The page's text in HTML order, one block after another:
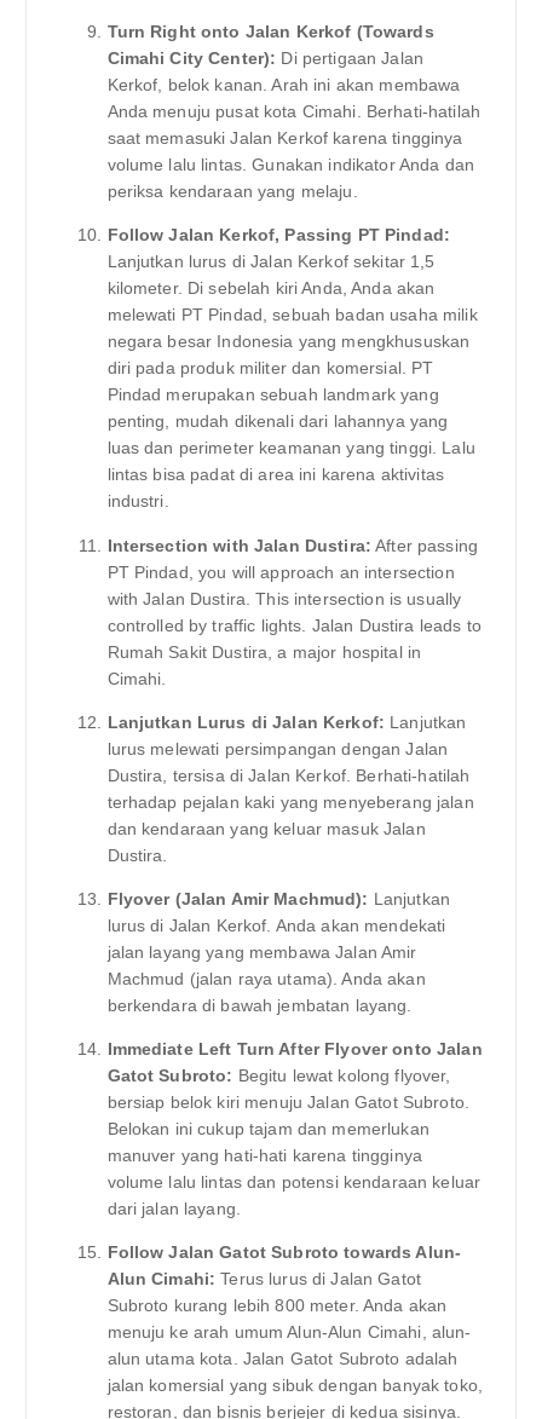
Turn Right onto Jalan Kerkof (Towards
Cimahi City Center): Di pertigaan Jalan
Kerkof, belok kanan. Arah ini akan membawa
Anda menuju pusat kota Cimahi. Berhati-hatilah
saat memasuki Jalan Kerkof karena tingginya
volume lalu lintas. Gunakan indikator Anda dan
periksa kendaraan yang melaju.
Follow Jalan Kerkof, Passing PT Pindad:
Lanjutkan lurus di Jalan Kerkof sekitar 1,5
kilometer. Di sebelah kiri Anda, Anda akan
melewati PT Pindad, sebuah badan usaha milik
negara besar Indonesia yang mengkhususkan
diri pada produk militer dan komersial. PT
Pindad merupakan sebuah landmark yang
penting, mudah dikenali dari lahannya yang
luas dan perimeter keamanan yang tinggi. Lalu
lintas bisa padat di area ini karena aktivitas
industri.
Intersection with Jalan Dustira: After passing
PT Pindad, you will approach an intersection
with Jalan Dustira. This intersection is usually
controlled by traffic lights. Jalan Dustira leads to
Rumah Sakit Dustira, a major hospital in
Cimahi.
Lanjutkan Lurus di Jalan Kerkof: Lanjutkan
lurus melewati persimpangan dengan Jalan
Dustira, tersisa di Jalan Kerkof. Berhati-hatilah
terhadap pejalan kaki yang menyeberang jalan
dan kendaraan yang keluar masuk Jalan
Dustira.
Flyover (Jalan Amir Machmud): Lanjutkan
lurus di Jalan Kerkof. Anda akan mendekati
jalan layang yang membawa Jalan Amir
Machmud (jalan raya utama). Anda akan
berkendara di bawah jembatan layang.
Immediate Left Turn After Flyover onto Jalan
Gatot Subroto: Begitu lewat kolong flyover,
bersiap belok kiri menuju Jalan Gatot Subroto.
Belokan ini cukup tajam dan memerlukan
manuver yang hati-hati karena tingginya
volume lalu lintas dan potensi kendaraan keluar
dari jalan layang.
Follow Jalan Gatot Subroto towards Alun-
Alun Cimahi: Terus lurus di Jalan Gatot
Subroto kurang lebih 800 meter. Anda akan
menuju ke arah umum Alun-Alun Cimahi, alun-
alun utama kota. Jalan Gatot Subroto adalah
jalan komersial yang sibuk dengan banyak toko,
restoran, dan bisnis berjejer di kedua sisinya.